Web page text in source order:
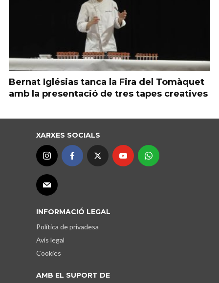
Bernat Iglésias tanca la Fira del Tomàquet
amb la presentació de tres tapes creatives
XARXES SOCIALS
INFORMACIÓ LEGAL
Política de privadesa
Avís legal
Cookies
AMB EL SUPORT DE